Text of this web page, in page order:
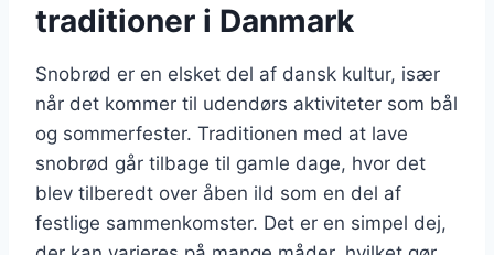
traditioner i Danmark
Snobrød er en elsket del af dansk kultur, især
når det kommer til udendørs aktiviteter som bål
og sommerfester. Traditionen med at lave
snobrød går tilbage til gamle dage, hvor det
blev tilberedt over åben ild som en del af
festlige sammenkomster. Det er en simpel dej,